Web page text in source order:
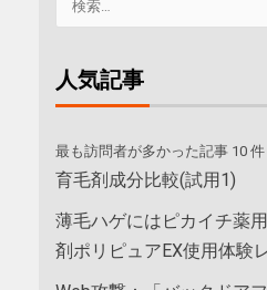
人気記事
最も訪問者が多かった記事 10
育毛剤成分比較(試用1)
薄毛ハゲにはピカイチ薬
剤ポリピュアEX使用体験